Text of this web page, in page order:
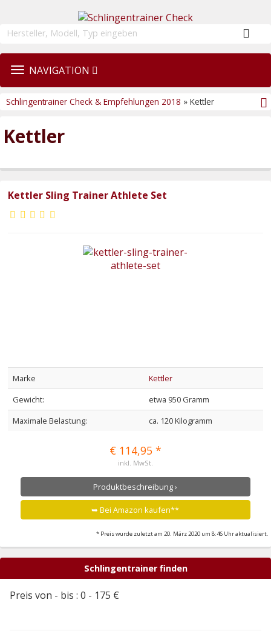
TOGGLE
NAVIGATION
Schlingentrainer Check & Empfehlungen 2018 » Kettler
Kettler
Kettler Sling Trainer Athlete Set
Marke
Kettler
Gewicht:
etwa 950 Gramm
Maximale Belastung:
ca. 120 Kilogramm
€ 114,95 *
inkl. MwSt.
Produktbeschreibung ›
➥ Bei Amazon kaufen**
* Preis wurde zuletzt am 20. März 2020 um 8:46 Uhr aktualisiert.
Schlingentrainer finden
Preis von - bis : 0 - 175 €